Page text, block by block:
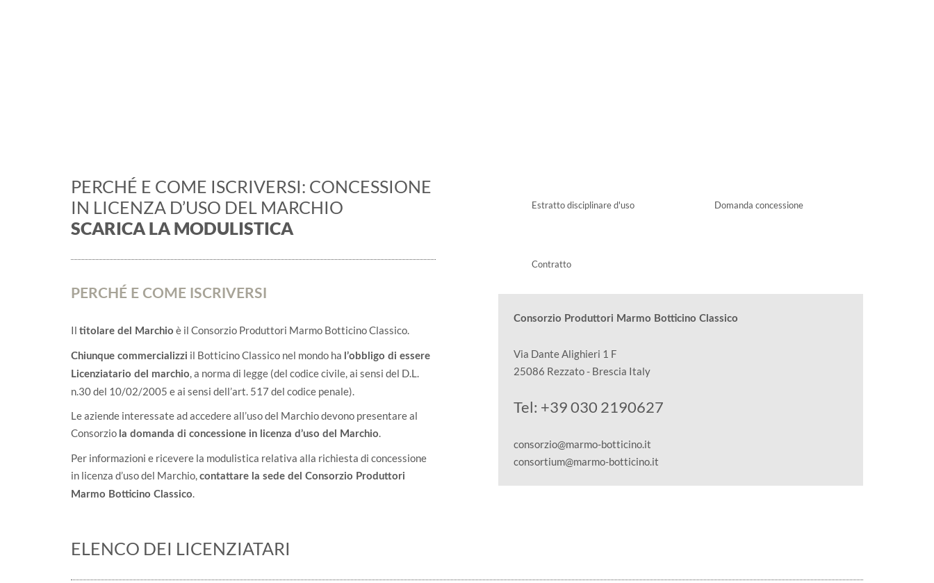
PERCHÉ E COME ISCRIVERSI: CONCESSIONE
IN LICENZA D’USO DEL MARCHIO
SCARICA LA MODULISTICA
PERCHÉ E COME ISCRIVERSI
Il titolare del Marchio è il Consorzio Produttori Marmo Botticino Classico.
Chiunque commercializzi il Botticino Classico nel mondo ha l’obbligo di essere
Licenziatario del marchio, a norma di legge (del codice civile, ai sensi del D.L.
n.30 del 10/02/2005 e ai sensi dell’art. 517 del codice penale).
Le aziende interessate ad accedere all’uso del Marchio devono presentare al
Consorzio la domanda di concessione in licenza d’uso del Marchio.
Per informazioni e ricevere la modulistica relativa alla richiesta di concessione
in licenza d’uso del Marchio, contattare la sede del Consorzio Produttori
Marmo Botticino Classico.
Estratto disciplinare d'uso Domanda concessione
Contratto
Consorzio Produttori Marmo Botticino Classico
Via Dante Alighieri 1 F
25086 Rezzato - Brescia Italy
Tel: +39 030 2190627
consorzio@marmo-botticino.it
consortium@marmo-botticino.it
ELENCO DEI LICENZIATARI